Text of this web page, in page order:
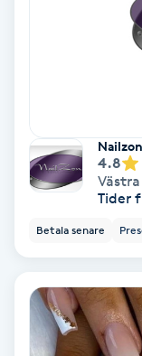
Extensions
Face framing
4.8
Tider
Betala senare